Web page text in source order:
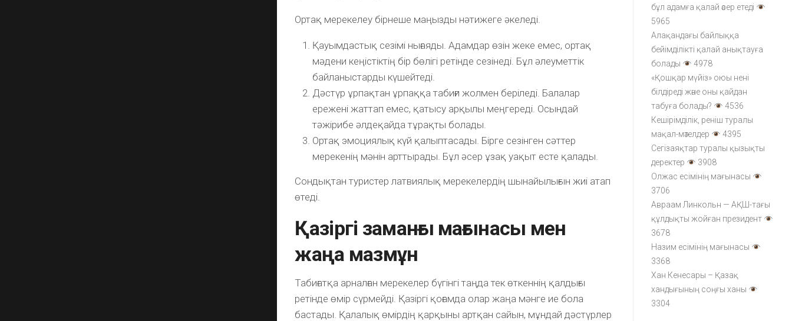
Ортақ мерекелеу бірнеше маңызды нәтижеге әкеледі.
Қауымдастық сезімі нығаяды. Адамдар өзін жеке емес, ортақ
мәдени кеңістіктің бір бөлігі ретінде сезінеді. Бұл әлеуметтік
байланыстарды күшейтеді.
Дәстүр ұрпақтан ұрпаққа табиғи жолмен беріледі. Балалар
ережені жаттап емес, қатысу арқылы меңгереді. Осындай
тәжірибе әлдеқайда тұрақты болады.
Ортақ эмоциялық күй қалыптасады. Бірге сезінген сәттер
мерекенің мәнін арттырады. Бұл әсер ұзақ уақыт есте қалады.
Сондықтан туристер латвиялық мерекелердің шынайылығын жиі атап
өтеді.
Қазіргі заманғы мағынасы мен
жаңа мазмұн
Табиғатқа арналған мерекелер бүгінгі таңда тек өткеннің қалдығы
ретінде өмір сүрмейді. Қазіргі қоғамда олар жаңа мәнге ие бола
бастады. Қалалық өмірдің қарқыны артқан сайын, мұндай дәстүрлер
бұл адамға қалай әсер етеді
5965
Алақандағы байлыққа
бейімділікті қалай анықтауға
болады
4978
«Қошқар мүйіз» оюы нені
білдіреді және оны қайдан
табуға болады?
4536
Кешірімділік, реніш туралы
мақал-мәтелдер
4395
Сегізаяқтар туралы қызықты
деректер
3908
Олжас есімінің мағынасы
3706
Авраам Линкольн — АҚШ-тағы
құлдықты жойған президент
3678
Назим есімінің мағынасы
3368
Хан Кенесары – Қазақ
хандығының соңғы ханы
3304